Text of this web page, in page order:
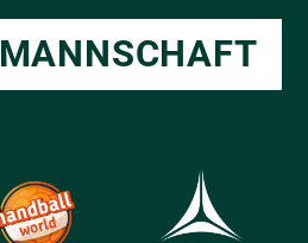
MANNSCHAFT